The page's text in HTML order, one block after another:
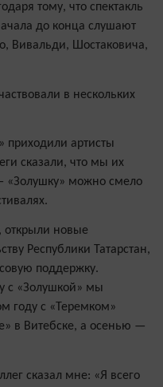
тому, что спектакль
до конца слушают
Вивальди, Шостаковича,
в нескольких
приходили артисты
сказали, что мы их
«Золушку» можно смело
открыли новые
Республики Татарстан,
поддержку.
с «Золушкой» мы
году с «Теремком»
в Витебске, а осенью —
сказал мне: «Я всего